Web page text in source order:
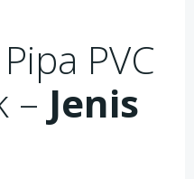
PVC
– Jenis